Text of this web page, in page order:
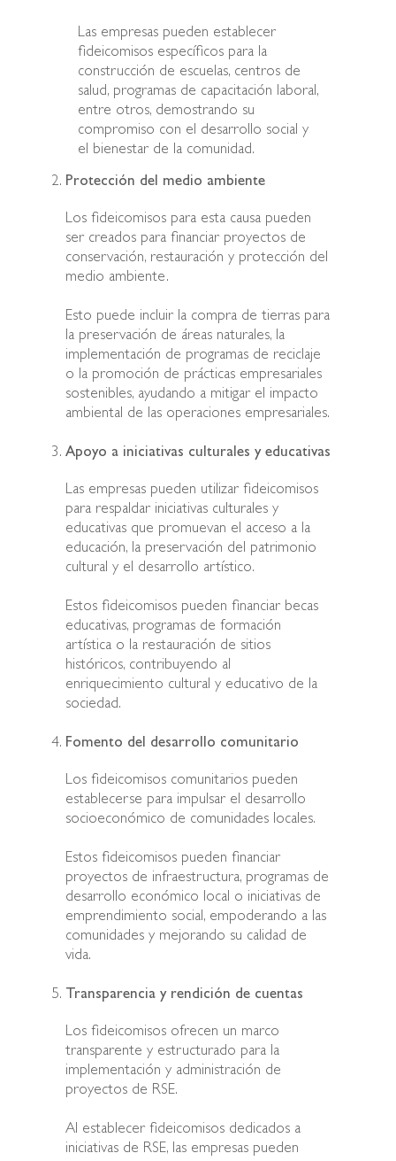
Las empresas pueden establecer
fideicomisos específicos para la
construcción de escuelas, centros de
salud, programas de capacitación laboral,
entre otros, demostrando su
compromiso con el desarrollo social y
el bienestar de la comunidad.
Protección del medio ambiente
Los fideicomisos para esta causa pueden
ser creados para financiar proyectos de
conservación, restauración y protección del
medio ambiente.
Esto puede incluir la compra de tierras para
la preservación de áreas naturales, la
implementación de programas de reciclaje
o la promoción de prácticas empresariales
sostenibles, ayudando a mitigar el impacto
ambiental de las operaciones empresariales.
Apoyo a iniciativas culturales y educativas
Las empresas pueden utilizar fideicomisos
para respaldar iniciativas culturales y
educativas que promuevan el acceso a la
educación, la preservación del patrimonio
cultural y el desarrollo artístico.
Estos fideicomisos pueden financiar becas
educativas, programas de formación
artística o la restauración de sitios
históricos, contribuyendo al
enriquecimiento cultural y educativo de la
sociedad.
Fomento del desarrollo comunitario
Los fideicomisos comunitarios pueden
establecerse para impulsar el desarrollo
socioeconómico de comunidades locales.
Estos fideicomisos pueden financiar
proyectos de infraestructura, programas de
desarrollo económico local o iniciativas de
emprendimiento social, empoderando a las
comunidades y mejorando su calidad de
vida.
Transparencia y rendición de cuentas
Los fideicomisos ofrecen un marco
transparente y estructurado para la
implementación y administración de
proyectos de RSE.
Al establecer fideicomisos dedicados a
iniciativas de RSE, las empresas pueden